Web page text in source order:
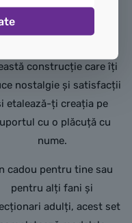
stelelor: Imperiul
Bucură-te de
construcție care îți
nostalgie și satisfacții
etalează-ți creația pe
cu o plăcuță cu
nume.
cadou pentru tine sau
pentru alți fani și
adulți, acest set